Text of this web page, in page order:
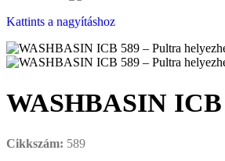
Kattints a nagyításhoz
WASHBASIN ICB
Cikkszám: 589